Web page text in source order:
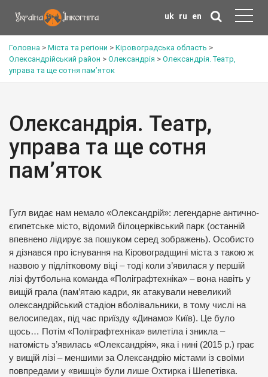
uk ru en
Головна > Міста та регіони > Кіровоградська область >
Олександрійський район > Олександрія > Олександрія. Театр,
управа та ще сотня пам’яток
Олександрія. Театр,
управа та ще сотня
пам’яток
Гугл видає нам немало «Олександрій»: легендарне антично-
єгипетське місто, відомий білоцерківський парк (останній
впевнено лідирує за пошуком серед зображень). Особисто
я дізнався про існування на Кіровоградщині міста з такою ж
назвою у підлітковому віці – тоді коли з’явилася у першій
лізі футбольна команда «Поліграфтехніка» – вона навіть у
вищій грала (пам’ятаю кадри, як атакували невеликий
олександрійський стадіон вболівальники, в тому числі на
велосипедах, під час приїзду «Динамо» Київ). Це було
щось… Потім «Поліграфтехніка» вилетіла і зникла –
натомість з’явилась «Олександрія», яка і нині (2015 р.) грає
у вищій лізі – меншими за Олександрію містами із своїми
повпредами у «вишці» були лише Охтирка і Шепетівка.